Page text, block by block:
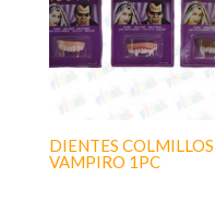
DIENTES COLMILLOS
VAMPIRO 1PC